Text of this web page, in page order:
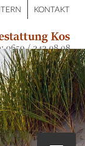
KONTAKT